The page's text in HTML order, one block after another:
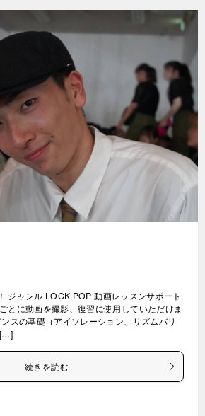
ジャンル LOCK POP 動画レッスンサポート
とに動画を撮影、復習に使用していただけま
スの基礎（アイソレーション、リズムバリ
[…]
続きを読む